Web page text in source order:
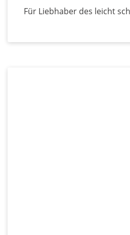
Für Liebhaber des leicht